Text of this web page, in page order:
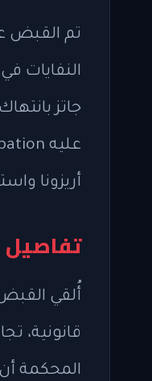
النفايات
جاتز
أريزونا
تفاصيل
قانونية،
المحكمة